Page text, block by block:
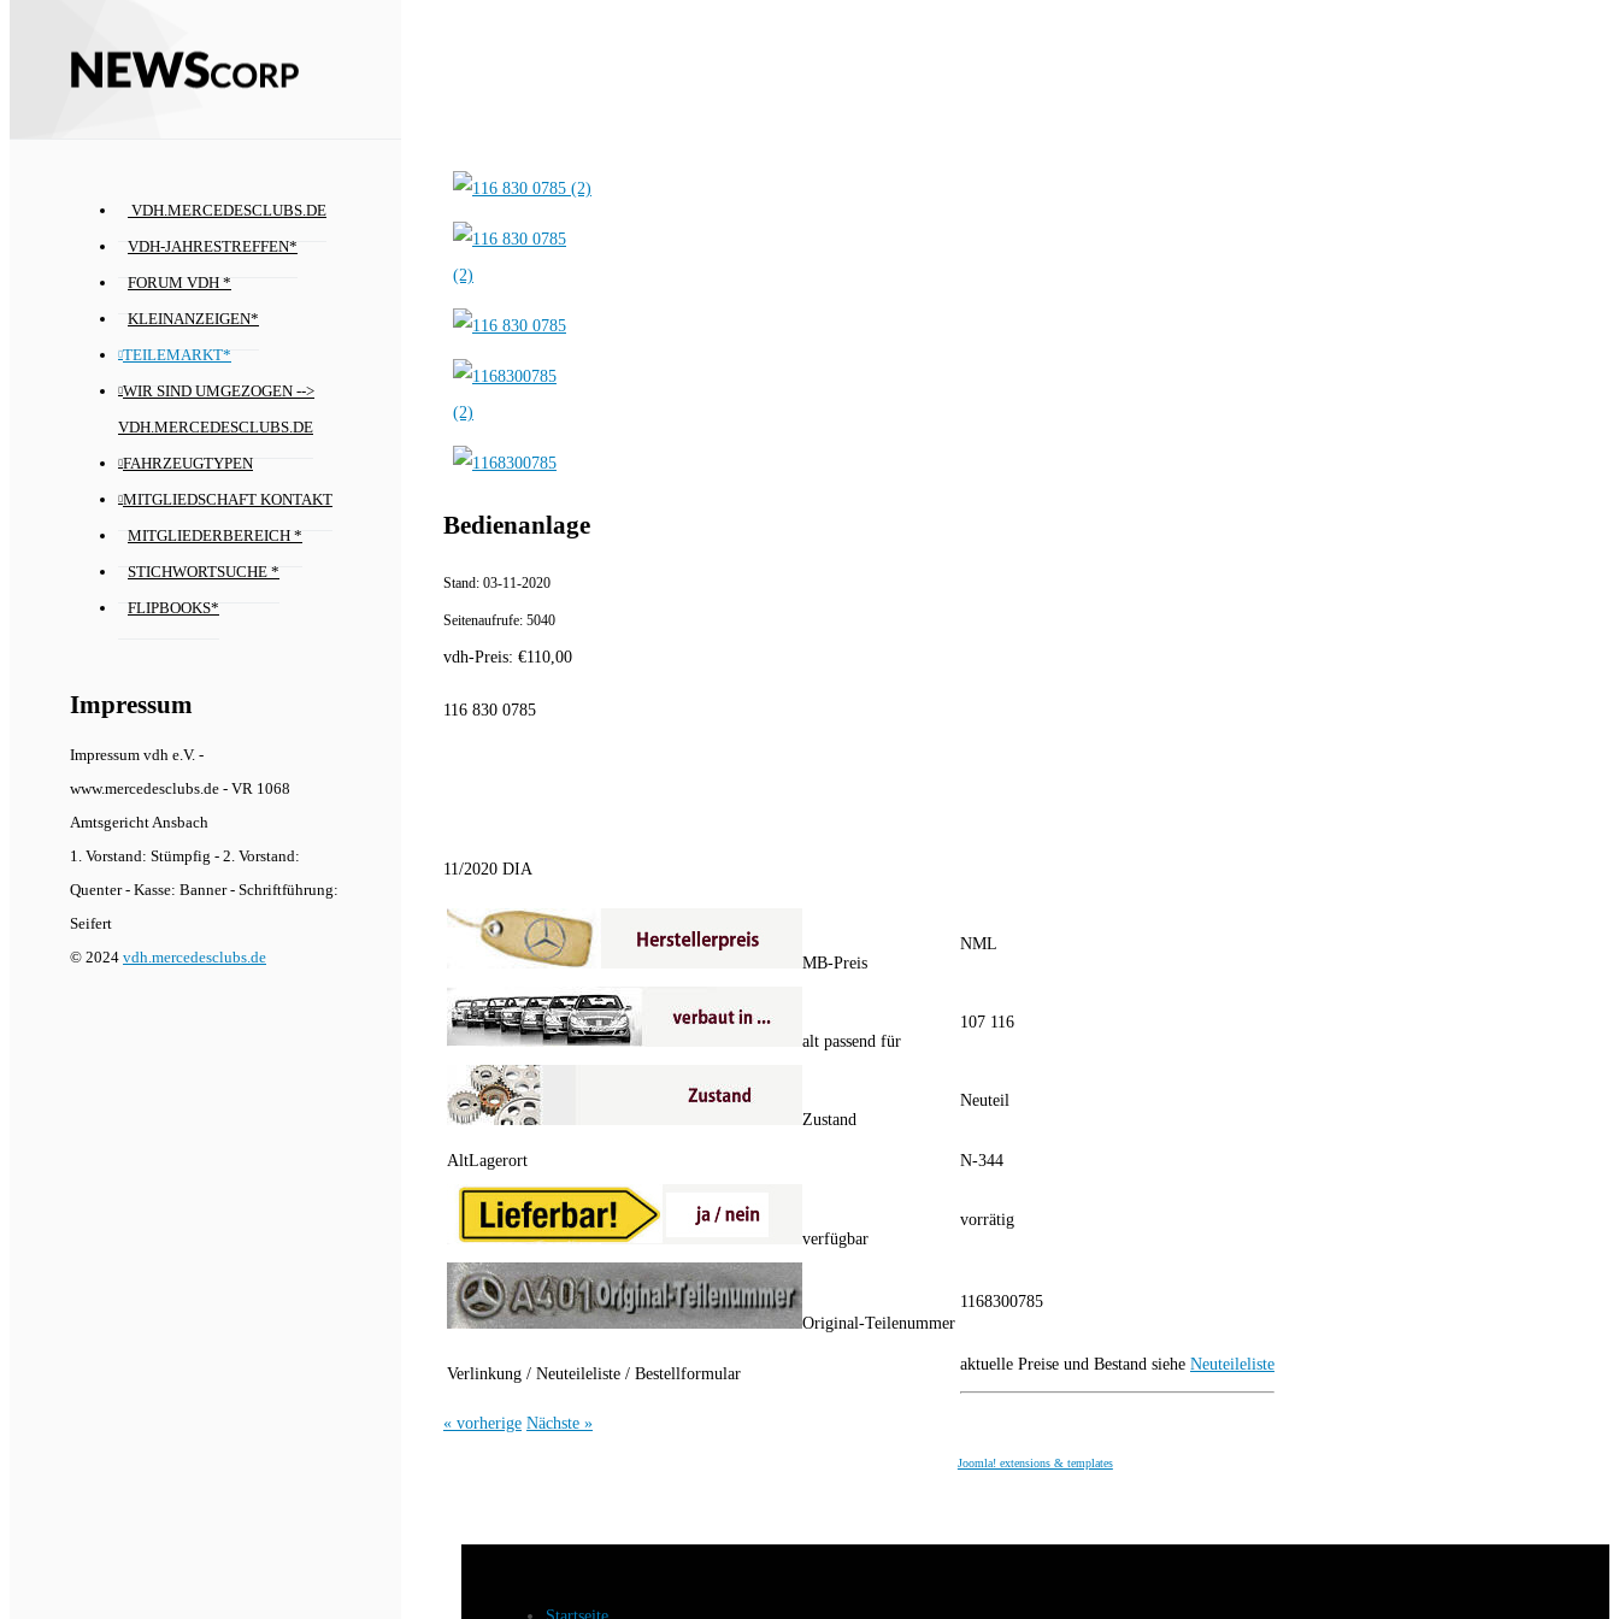
VDH.MERCEDESCLUBS.DE
VDH-JAHRESTREFFEN*
FORUM VDH *
KLEINANZEIGEN*
TEILEMARKT*
WIR SIND UMGEZOGEN -->
VDH.MERCEDESCLUBS.DE
FAHRZEUGTYPEN
MITGLIEDSCHAFT KONTAKT
MITGLIEDERBEREICH *
STICHWORTSUCHE *
FLIPBOOKS*
Impressum
Impressum vdh e.V. -
www.mercedesclubs.de - VR 1068
Amtsgericht Ansbach
1. Vorstand: Stümpfig - 2. Vorstand:
Quenter - Kasse: Banner - Schriftführung:
Seifert
© 2024 vdh.mercedesclubs.de
Bedienanlage
Stand: 03-11-2020
Seitenaufrufe: 5040
vdh-Preis: €110,00
116 830 0785
11/2020 DIA
MB-Preis
NML
alt passend für
107 116
Zustand
Neuteil
AltLagerort N-344
verfügbar
vorrätig
Original-Teilenummer
1168300785
Verlinkung / Neuteileliste / Bestellformular
aktuelle Preise und Bestand siehe Neuteileliste
« vorherige Nächste »
Joomla! extensions & templates